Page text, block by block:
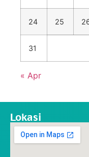
24 25
31
« Apr
Lokasi